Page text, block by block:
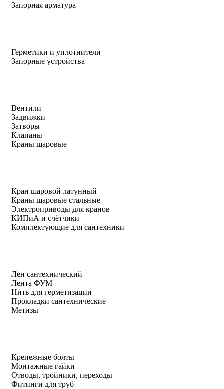
Запорная арматура
Герметики и уплотнители
Запорные устройства
Вентили
Задвижки
Затворы
Клапаны
Краны шаровые
Кран шаровой латунный
Краны шаровые стальные
Электроприводы для кранов
КИПиА и счётчики
Комплектующие для сантехники
Лен сантехнический
Лента ФУМ
Нить для герметизации
Прокладки сантехнические
Метизы
Крепежные болты
Монтажные гайки
Отводы, тройники, переходы
Фитинги для труб